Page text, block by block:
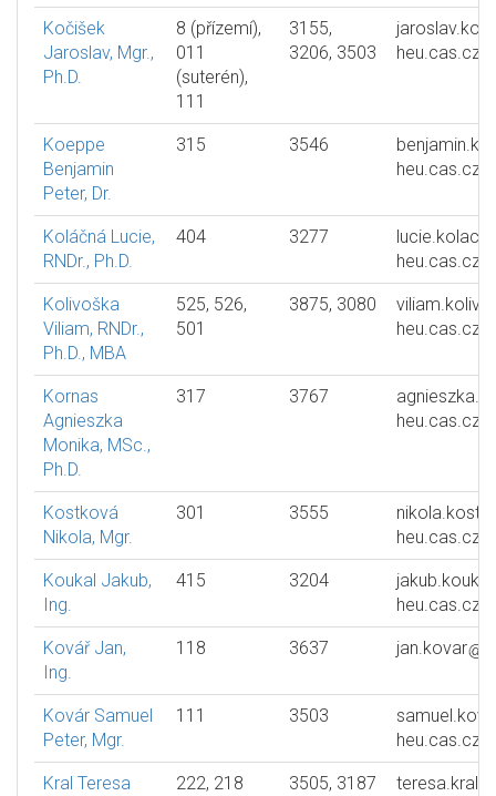
Kočišek
Jaroslav, Mgr.,
Ph.D.
8 (přízemí),
011
(suterén),
111
3155,
3206, 3503
heu.cas.cz
Koeppe
Benjamin
Peter, Dr.
315 3546
heu.cas.cz
Koláčná Lucie,
RNDr., Ph.D.
404 3277
heu.cas.cz
Kolivoška
Viliam, RNDr.,
Ph.D., MBA
525, 526,
501
3875, 3080
heu.cas.cz
Kornas
Agnieszka
Monika, MSc.,
Ph.D.
317 3767
heu.cas.cz
Kostková
Nikola, Mgr.
301 3555
heu.cas.cz
Koukal Jakub,
Ing.
415 3204
jakub.koukal
heu.cas.cz
Kovář Jan,
Ing.
118 3637 jan.kovar
Kovár Samuel
Peter, Mgr.
111 3503
heu.cas.cz
Kral Teresa
222, 218 3505, 3187 teresa.kral